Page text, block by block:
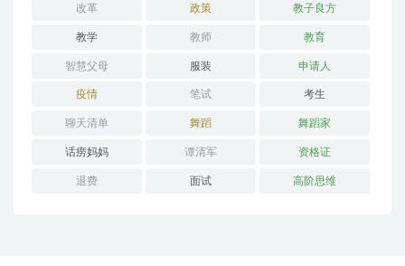
改革 政策 教子良方
教学 教师 教育
智慧父母 服装 申请人
疫情 笔试 考生
聊天清单 舞蹈 舞蹈家
话痨妈妈 谭清军 资格证
退费 面试 高阶思维